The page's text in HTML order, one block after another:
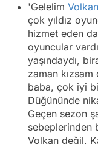
'Gelelim
çok yıldız
hizmet eden
oyuncular
yaşındaydı,
zaman
baba, çok iyi
Düğününde
Geçen sezon
sebeplerinden
Volkan değil,